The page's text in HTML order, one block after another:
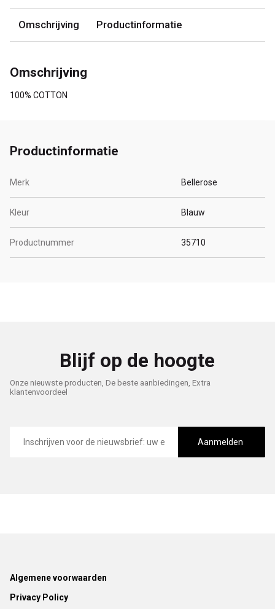
Omschrijving Productinformatie
Omschrijving
100% COTTON
Productinformatie
Merk Bellerose
Kleur Blauw
Productnummer 35710
Blijf op de hoogte
Onze nieuwste producten, De beste aanbiedingen, Extra
klantenvoordeel
mailadres
Aanmelden
Footer
Algemene voorwaarden
Privacy Policy